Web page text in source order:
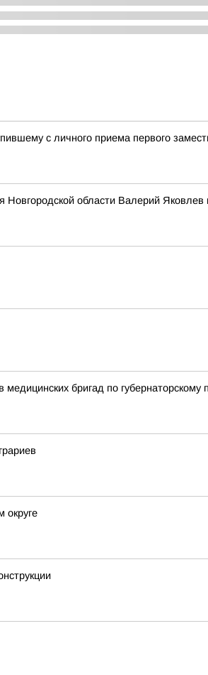
с личного приема первого
области Валерий
бригад по губернаторскому
округе